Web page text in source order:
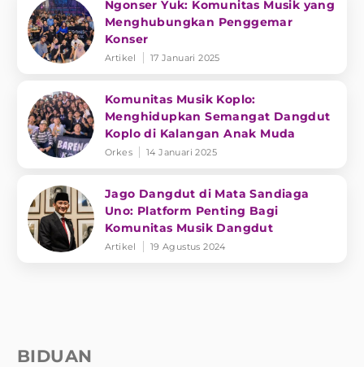
Ngonser Yuk: Komunitas Musik yang
Menghubungkan Penggemar
Konser
Artikel 17 Januari 2025
Komunitas Musik Koplo:
Menghidupkan Semangat Dangdut
Koplo di Kalangan Anak Muda
Orkes 14 Januari 2025
Jago Dangdut di Mata Sandiaga
Uno: Platform Penting Bagi
Komunitas Musik Dangdut
Artikel 19 Agustus 2024
BIDUAN